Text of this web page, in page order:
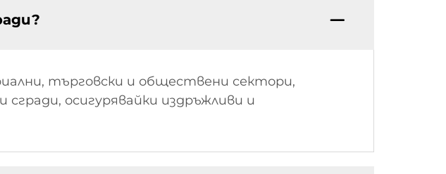
търговски и обществени сектори,
осигурявайки издръжливи и